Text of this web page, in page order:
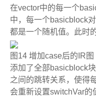
在vector中的每一个
中，每一个basicblock
都是一个随机值。此时
图 14 增加case后的 IR 图
添加了全部basicblock
之间的跳转关系，使得
会重新设置switchVar的